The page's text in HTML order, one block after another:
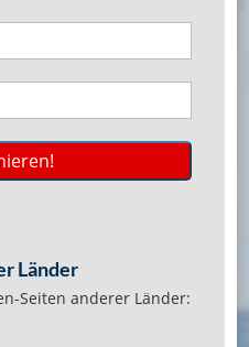
Länder
Seiten anderer Länder: